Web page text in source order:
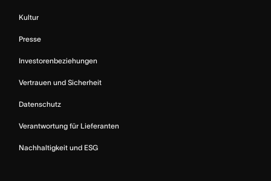
Kultur
Presse
Investorenbeziehungen
Vertrauen und Sicherheit
Datenschutz
Verantwortung für Lieferanten
Nachhaltigkeit und ESG